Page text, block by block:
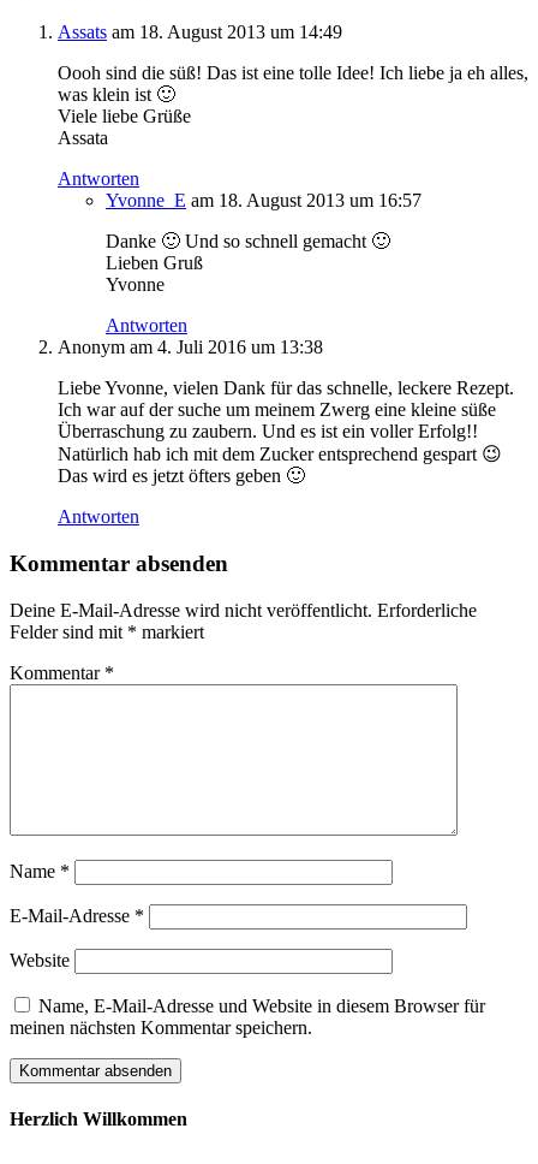
Assats am 18. August 2013 um 14:49
Oooh sind die süß! Das ist eine tolle Idee! Ich liebe ja eh alles,
was klein ist 🙂
Viele liebe Grüße
Assata
Antworten
Yvonne_E am 18. August 2013 um 16:57
Danke 🙂 Und so schnell gemacht 🙂
Lieben Gruß
Yvonne
Antworten
Anonym am 4. Juli 2016 um 13:38
Liebe Yvonne, vielen Dank für das schnelle, leckere Rezept.
Ich war auf der suche um meinem Zwerg eine kleine süße
Überraschung zu zaubern. Und es ist ein voller Erfolg!!
Natürlich hab ich mit dem Zucker entsprechend gespart 😉
Das wird es jetzt öfters geben 🙂
Antworten
Kommentar absenden
Deine E-Mail-Adresse wird nicht veröffentlicht. Erforderliche
Felder sind mit * markiert
Kommentar *
Name *
E-Mail-Adresse *
Website
Name, E-Mail-Adresse und Website in diesem Browser für
meinen nächsten Kommentar speichern.
Herzlich Willkommen